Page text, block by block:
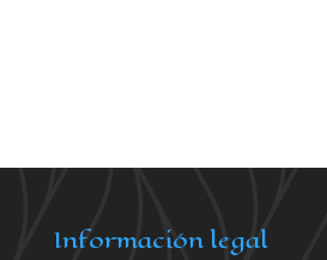
Información legal